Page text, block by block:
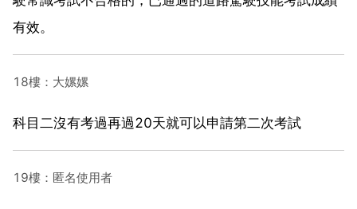
有效。
18樓：大嫘嫘
科目二沒有考過再過20天就可以申請第二次考試
19樓：匿名使用者